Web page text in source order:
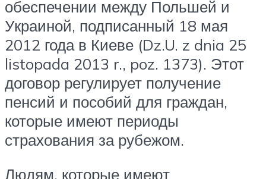
обеспечении между Польшей и
Украиной, подписанный 18 мая
2012 года в Киеве (Dz.U. z dnia 25
listopada 2013 r., poz. 1373). Этот
договор регулирует получение
пенсий и пособий для граждан,
которые имеют периоды
страхования за рубежом.
Людям, которые имеют